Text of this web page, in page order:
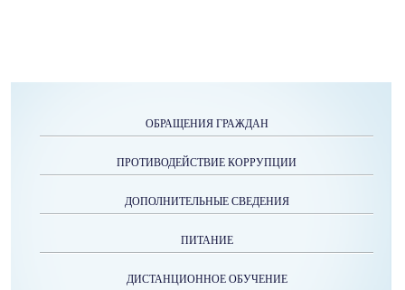
ОБРАЩЕНИЯ ГРАЖДАН
ПРОТИВОДЕЙСТВИЕ КОРРУПЦИИ
ДОПОЛНИТЕЛЬНЫЕ СВЕДЕНИЯ
ПИТАНИЕ
ДИСТАНЦИОННОЕ ОБУЧЕНИЕ